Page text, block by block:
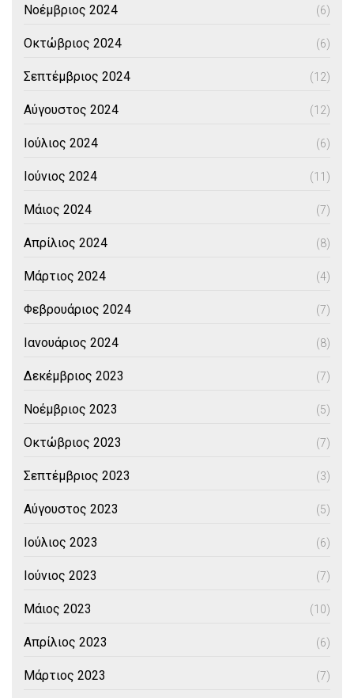
Νοέμβριος 2024 (6)
Οκτώβριος 2024 (6)
Σεπτέμβριος 2024 (12)
Αύγουστος 2024 (12)
Ιούλιος 2024 (6)
Ιούνιος 2024 (11)
Μάιος 2024 (7)
Απρίλιος 2024 (8)
Μάρτιος 2024 (4)
Φεβρουάριος 2024 (7)
Ιανουάριος 2024 (8)
Δεκέμβριος 2023 (7)
Νοέμβριος 2023 (5)
Οκτώβριος 2023 (7)
Σεπτέμβριος 2023 (3)
Αύγουστος 2023 (5)
Ιούλιος 2023 (6)
Ιούνιος 2023 (7)
Μάιος 2023 (10)
Απρίλιος 2023 (6)
Μάρτιος 2023 (7)